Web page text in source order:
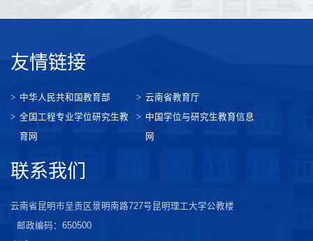
友情链接
中华人民共和国教育部
云南省教育厅
全国工程专业学位研究生教
育网
中国学位与研究生教育信息
网
联系我们
云南省昆明市呈贡区景明南路727号昆明理工大学公教楼
邮政编码：650500